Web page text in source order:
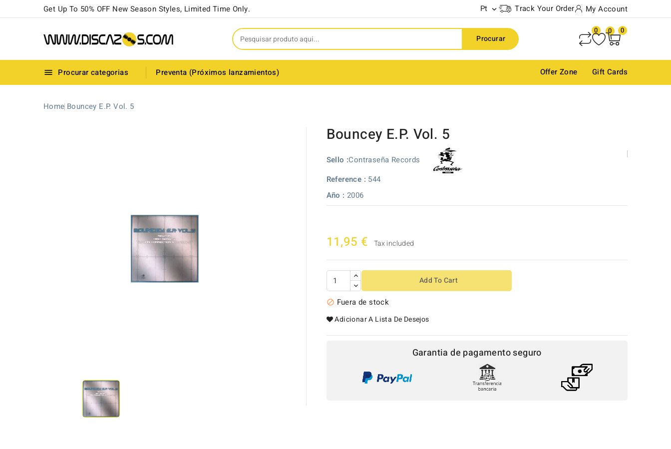
Get Up To 50% OFF New Season Styles, Limited Time Only. Pt  Track Your Order My Account
Procurar
0 0 0
 Procurar categorias Preventa (Próximos lanzamientos) Offer Zone Gift Cards
Home Bouncey E.P. Vol. 5
Bouncey E.P. Vol. 5
Sello :Contraseña Records
Reference : 544
Año : 2006
11,95 € Tax included
Add To Cart
 Fuera de stock
Adicionar A Lista De Desejos
Garantia de pagamento seguro